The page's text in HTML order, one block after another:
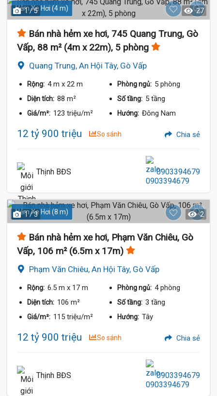
Hẻm Xe Hơi (4 m)
1 / 5 27
Bán nhà hẻm xe hơi, 745 Quang Trung, Gò
Vấp, 88 m² (4m x 22m), 5 phòng
Quang Trung, An Hội Tây, Gò Vấp
Rộng: 4 m x 22 m Phòng ngủ: 5 phòng
Diện tích: 88 m² Số tầng: 5 tầng
Giá/m²: 123 triệu/m² Hướng: Đông Nam
12 tỷ 900 triệu So sánh Chia sẻ
Thịnh BĐS 0903394679
Hẻm Xe Hơi (8 m)
1 / 3 2
Bán nhà hẻm xe hơi, Phạm Văn Chiêu, Gò
Vấp, 106 m² (6.5m x 17m)
Phạm Văn Chiêu, An Hội Tây, Gò Vấp
Rộng: 6.5 m x 17 m Phòng ngủ: 4 phòng
Diện tích: 106 m² Số tầng: 3 tầng
Giá/m²: 115 triệu/m² Hướng: Tây
12 tỷ 900 triệu So sánh Chia sẻ
Thịnh BĐS 0903394679